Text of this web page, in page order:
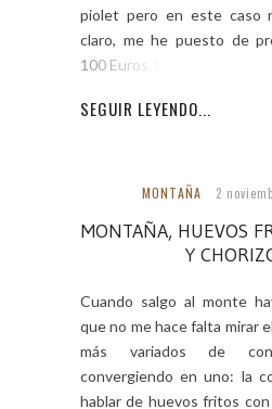
piolet pero en este caso
claro, me he puesto de
100 Euros, la tienda
SEGUIR LEYENDO...
MONTAÑA 2
MONTAÑA, HUEVOS
Y
Cuando salgo al monte
que no me hace falta mirar
más variados de
convergiendo en uno: la
hablar de huevos fritos con